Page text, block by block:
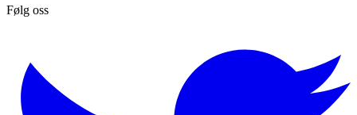
Følg oss